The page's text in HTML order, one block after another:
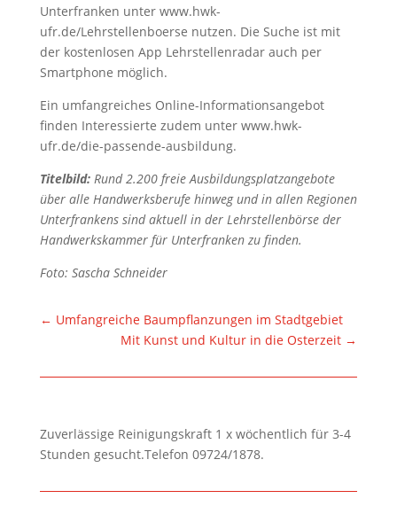
Unterfranken unter www.hwk-
ufr.de/Lehrstellenboerse nutzen. Die Suche ist mit
der kostenlosen App Lehrstellenradar auch per
Smartphone möglich.
Ein umfangreiches Online-Informationsangebot
finden Interessierte zudem unter www.hwk-
ufr.de/die-passende-ausbildung.
Titelbild: Rund 2.200 freie Ausbildungsplatzangebote
über alle Handwerksberufe hinweg und in allen Regionen
Unterfrankens sind aktuell in der Lehrstellenbörse der
Handwerkskammer für Unterfranken zu finden.
Foto: Sascha Schneider
← Umfangreiche Baumpflanzungen im Stadtgebiet
Mit Kunst und Kultur in die Osterzeit →
Zuverlässige Reinigungskraft 1 x wöchentlich für 3-4
Stunden gesucht.Telefon 09724/1878.